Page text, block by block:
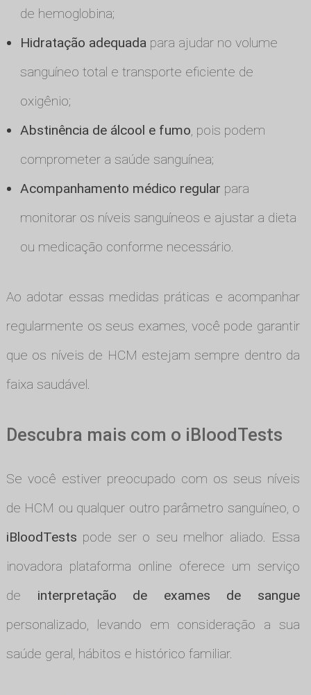
de hemoglobina;
Hidratação adequadapara ajudar no volume
sanguíneo total e transporte eficiente de
oxigênio;
Abstinência de álcool e fumo, pois podem
comprometer a saúde sanguínea;
Acompanhamento médico regular para
monitorar os níveis sanguíneos e ajustar a dieta
ou medicação conforme necessário.
Ao adotar essas medidas práticas e acompanhar
regularmente os seus exames, você pode garantir
que os níveis de HCM estejam sempre dentro da
faixa saudável.
Descubra mais com o iBloodTests
Se você estiver preocupado com os seus níveis
de HCM ou qualquer outro parâmetro sanguíneo, o
iBloodTests pode ser o seu melhor aliado. Essa
inovadora plataforma online oferece um serviço
de interpretação de exames de sangue
personalizado, levando em consideração a sua
saúde geral, hábitos e histórico familiar.